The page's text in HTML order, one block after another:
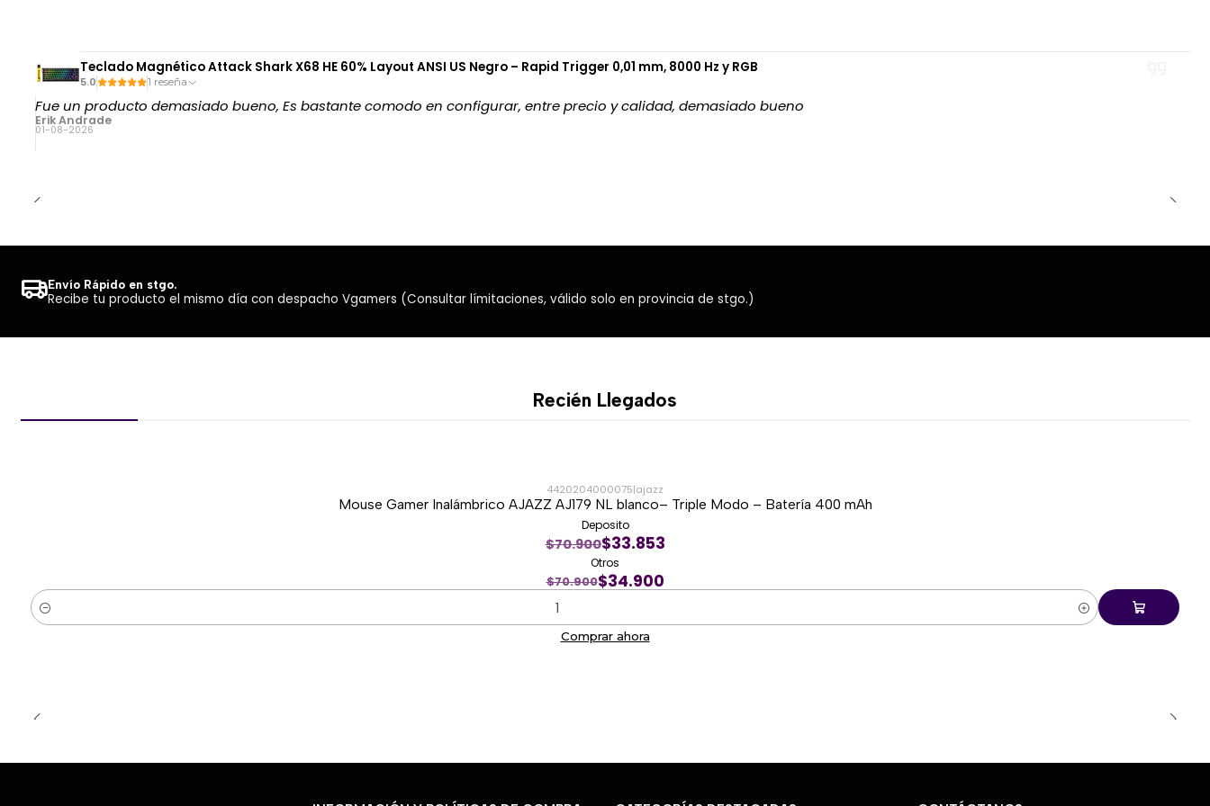
Teclado Magnético Attack Shark X68 HE 60% Layout ANSI US Negro – Rapid Trigger 0,01 mm, 8000 Hz y RGB
5.0 1 reseña
Fue un producto demasiado bueno, Es bastante comodo en configurar, entre precio y calidad, demasiado bueno
Erik Andrade
01-08-2026
Envío Rápido en stgo.
Recibe tu producto el mismo día con despacho Vgamers (Consultar límitaciones, válido solo en provincia de stgo.)
Recién Llegados
4420204000075|ajazz
Mouse Gamer Inalámbrico AJAZZ AJ179 NL blanco– Triple Modo – Batería 400 mAh
Deposito
$70.900$33.853
Otros
$70.900$34.900
Cantidad
Comprar ahora